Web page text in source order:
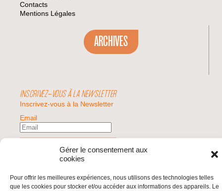
Gérer le consentement aux
cookies
Pour offrir les meilleures expériences, nous utilisons des technologies telles
que les cookies pour stocker et/ou accéder aux informations des appareils. Le
Contacts
Mentions Légales
ARCHIVES
INSCRIVEZ-VOUS À LA NEWSLETTER
Inscrivez-vous à la Newsletter
Email
Valider
© 2026 | BDS France | Boycott Désinvestissement Sanctions, la réponse